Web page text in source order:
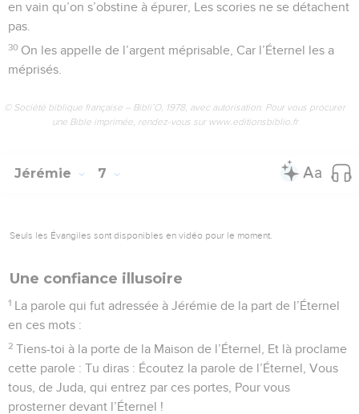
en vain qu’on s’obstine à épurer, Les scories ne se détachent
pas.
30 On les appelle de l’argent méprisable, Car l’Éternel les a
méprisés.
© Société biblique française – Bibli’O, 1978, avec autorisation. Pour vous procurer
une Bible imprimée, rendez-vous sur www.editionsbiblio.fr
Jérémie 7
Seuls les Évangiles sont disponibles en vidéo pour le moment.
Une confiance illusoire
1 La parole qui fut adressée à Jérémie de la part de l’Éternel
en ces mots :
2 Tiens-toi à la porte de la Maison de l’Éternel, Et là proclame
cette parole : Tu diras : Écoutez la parole de l’Éternel, Vous
tous, de Juda, qui entrez par ces portes, Pour vous
prosterner devant l’Éternel !